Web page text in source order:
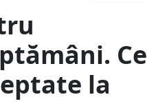
Ce
la